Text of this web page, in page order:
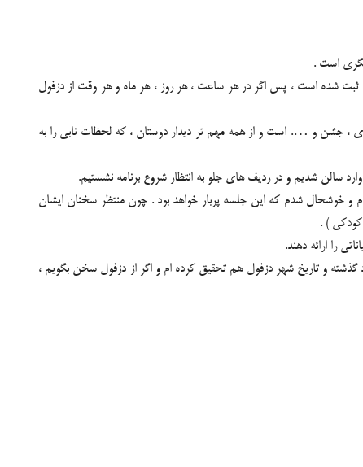
است .
و دزفول ثبت شده است ، پس اگر در هر ساعت ، هر روز ، هر ماه و هر وقت از دزفول
، جشن و …. است و از همه مهم تر دیدار دوستان ، که لحظات نابی را به
و خوشحال شدم که این جلسه پربار خواهد بود . چون منتظر سخنان ایشان
کودکی ) .
را ارائه دهند.
و تاریخ شهر دزفول هم تحقیق کرده ام و اگر از دزفول سخن بگویم ،